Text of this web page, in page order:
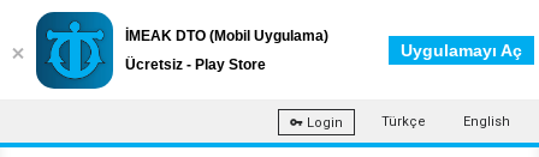
Login Türkçe English
İMEAK DTO (Mobil Uygulama)
Ücretsiz - Play Store
Uygulamayı Aç